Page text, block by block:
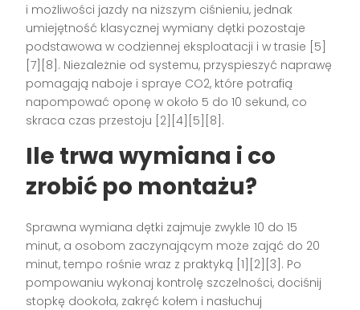
i możliwości jazdy na niższym ciśnieniu, jednak
umiejętność klasycznej wymiany dętki pozostaje
podstawowa w codziennej eksploatacji i w trasie [5]
[7][8]. Niezależnie od systemu, przyspieszyć naprawę
pomagają naboje i spraye CO2, które potrafią
napompować oponę w około 5 do 10 sekund, co
skraca czas przestoju [2][4][5][8].
Ile trwa wymiana i co
zrobić po montażu?
Sprawna wymiana dętki zajmuje zwykle 10 do 15
minut, a osobom zaczynającym może zająć do 20
minut, tempo rośnie wraz z praktyką [1][2][3]. Po
pompowaniu wykonaj kontrolę szczelności, dociśnij
stopkę dookoła, zakręć kołem i nasłuchuj